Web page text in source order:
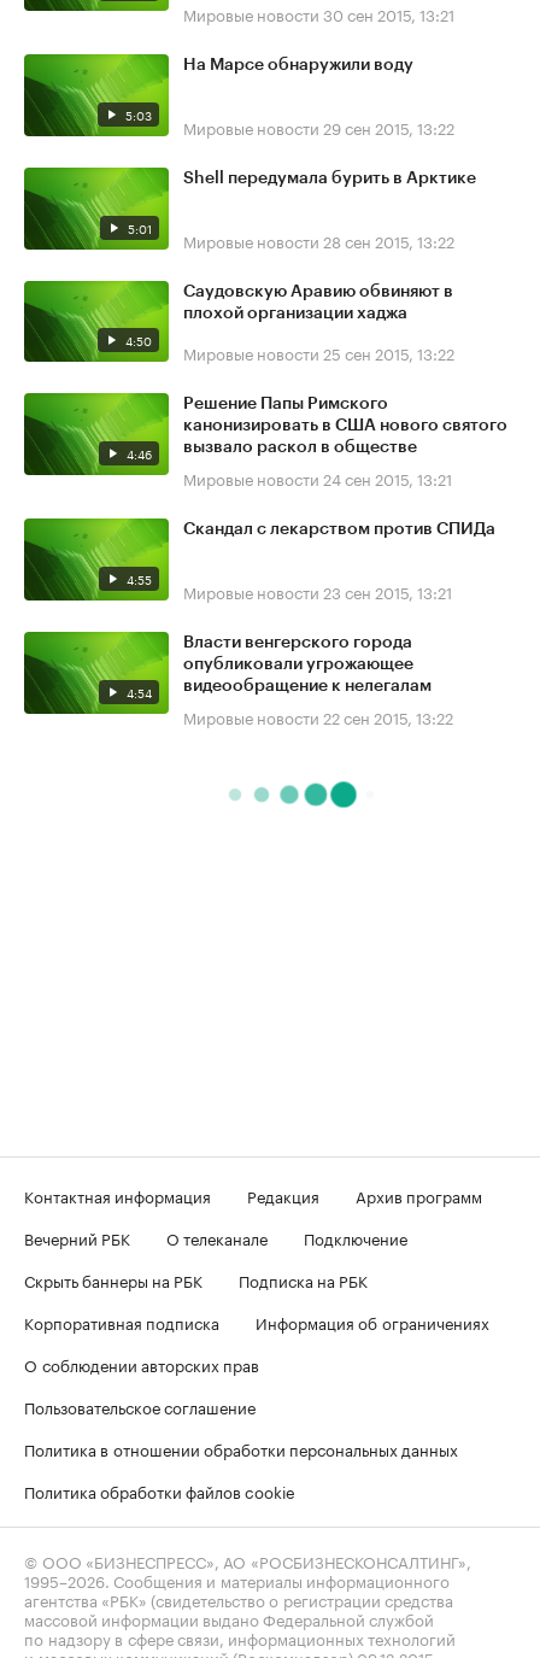
Мировые новости 30 сен 2015, 13:21
5:03
На Марсе обнаружили воду
Мировые новости 29 сен 2015, 13:22
5:01
Shell передумала бурить в Арктике
Мировые новости 28 сен 2015, 13:22
4:50
Саудовскую Аравию обвиняют в
плохой организации хаджа
Мировые новости 25 сен 2015, 13:22
4:46
Решение Папы Римского
канонизировать в США нового святого
вызвало раскол в обществе
Мировые новости 24 сен 2015, 13:21
4:55
Скандал с лекарством против СПИДа
Мировые новости 23 сен 2015, 13:21
4:54
Власти венгерского города
опубликовали угрожающее
видеообращение к нелегалам
Мировые новости 22 сен 2015, 13:22
Контактная информация Редакция
Архив программ
Вечерний РБК
О телеканале
Подключение
Скрыть баннеры на РБК
Подписка на РБК
Корпоративная подписка
Информация об ограничениях
О соблюдении авторских прав
Пользовательское соглашение
Политика в отношении обработки персональных данных
Политика обработки файлов cookie
© ООО «БИЗНЕСПРЕСС», АО «РОСБИЗНЕСКОНСАЛТИНГ»,
1995–2026 . Сообщения и материалы информационного
агентства «РБК» (свидетельство о регистрации средства
массовой информации выдано Федеральной службой
по надзору в сфере связи, информационных технологий